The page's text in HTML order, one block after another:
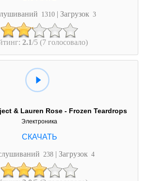
1310 | Загрузок 3
2.1/5 (7 голосовало)
& Lauren Rose - Frozen Teardrops
Электроника
238 | Загрузок 4